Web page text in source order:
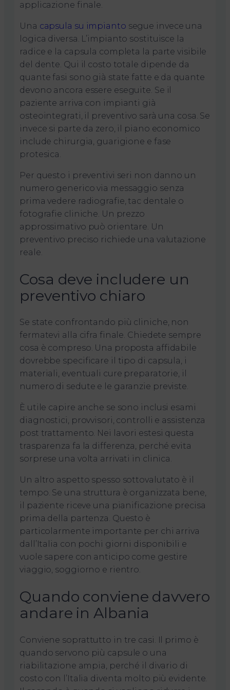
applicazione finale.
Una capsula su impianto segue invece una
logica diversa. L’impianto sostituisce la
radice e la capsula completa la parte visibile
del dente. Qui il costo totale dipende da
quante fasi sono già state fatte e da quante
devono ancora essere eseguite. Se il
paziente arriva con impianti già
osteointegrati, il preventivo sarà una cosa. Se
invece si parte da zero, il piano economico
include chirurgia, guarigione e fase
protesica.
Per questo i preventivi seri non danno un
numero generico via messaggio senza
prima vedere radiografie, tac dentale o
fotografie cliniche. Un prezzo
approssimativo può orientare. Un
preventivo preciso richiede una valutazione
reale.
Cosa deve includere un
preventivo chiaro
Se state confrontando più cliniche, non
fermatevi alla cifra finale. Chiedete sempre
cosa è compreso. Una proposta affidabile
dovrebbe specificare il tipo di capsula, i
materiali, eventuali cure preparatorie, il
numero di sedute e le garanzie previste.
È utile capire anche se sono inclusi esami
diagnostici, provvisori, controlli e assistenza
post trattamento. Nei lavori estesi questa
trasparenza fa la differenza, perché evita
sorprese una volta arrivati in clinica.
Un altro aspetto spesso sottovalutato è il
tempo. Se una struttura è organizzata bene,
il paziente riceve una pianificazione precisa
prima della partenza. Questo è
particolarmente importante per chi arriva
dall’Italia con pochi giorni disponibili e
vuole sapere con anticipo come gestire
viaggio, soggiorno e rientro.
Quando conviene davvero
andare in Albania
Conviene soprattutto in tre casi. Il primo è
quando servono più capsule o una
riabilitazione ampia, perché il divario di
costo con l’Italia diventa molto più evidente.